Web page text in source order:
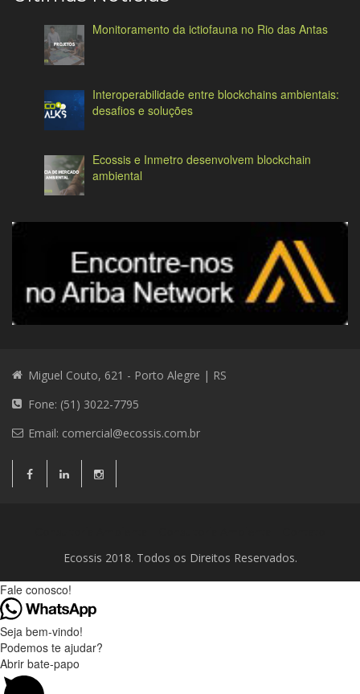
Monitoramento da ictiofauna no Rio das Antas
Interoperabilidade entre blockchains ambientais:
desafios e soluções
Ecossis e Inmetro desenvolvem blockchain
ambiental
Miguel Couto, 621 - Porto Alegre | RS
Fone: (51) 3022-7795
Email: comercial@ecossis.com.br
Ecossis 2018. Todos os Direitos Reservados.
Fale conosco!
Seja bem-vindo!
Podemos te ajudar?
Abrir bate-papo